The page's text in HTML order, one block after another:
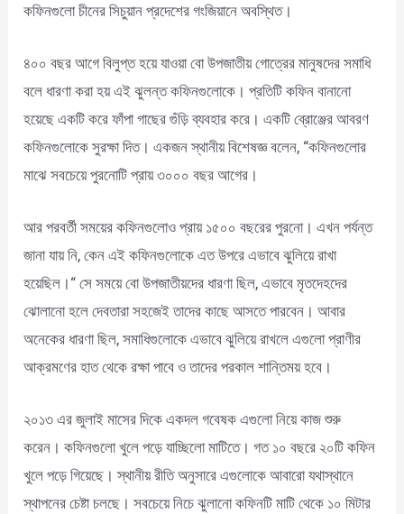
কফিনগুলো চীনের সিচুয়ান প্রদেশের গংজিয়ানে অবস্থিত।
৪০০ বছর আগে বিলুপ্ত হয়ে যাওয়া বো উপজাতীয় গোত্রের মানুষদের সমাধি
বলে ধারণা করা হয় এই ঝুলন্ত কফিনগুলোকে। প্রতিটি কফিন বানানো
হয়েছে একটি করে ফাঁপা গাছের গুঁড়ি ব্যবহার করে। একটি ব্রোঞ্জের আবরণ
কফিনগুলোকে সুরক্ষা দিত। একজন স্থানীয় বিশেষজ্ঞ বলেন, “কফিনগুলোর
মাঝে সবচেয়ে পুরনোটি প্রায় ৩০০০ বছর আগের।
আর পরবর্তী সময়ের কফিনগুলোও প্রায় ১৫০০ বছরের পুরনো। এখন পর্যন্ত
জানা যায় নি, কেন এই কফিনগুলোকে এত উপরে এভাবে ঝুলিয়ে রাখা
হয়েছিল।“ সে সময়ে বো উপজাতীয়দের ধারণা ছিল, এভাবে মৃতদেহদের
ঝোলানো হলে দেবতারা সহজেই তাদের কাছে আসতে পারবেন। আবার
অনেকের ধারণা ছিল, সমাধিগুলোকে এভাবে ঝুলিয়ে রাখলে এগুলো প্রাণীর
আক্রমণের হাত থেকে রক্ষা পাবে ও তাদের পরকাল শান্তিময় হবে।
২০১৩ এর জুলাই মাসের দিকে একদল গবেষক এগুলো নিয়ে কাজ শুরু
করেন। কফিনগুলো খুলে পড়ে যাচ্ছিলো মাটিতে। গত ১০ বছরে ২০টি কফিন
খুলে পড়ে গিয়েছে। স্থানীয় রীতি অনুসারে এগুলোকে আবারো যথাস্থানে
স্থাপনের চেষ্টা চলছে। সবচেয়ে নিচে ঝুলানো কফিনটি মাটি থেকে ১০ মিটার